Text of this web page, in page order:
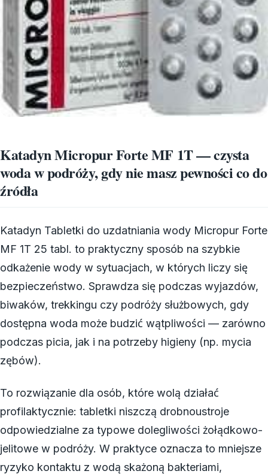
Katadyn Micropur Forte MF 1T — czysta
woda w podróży, gdy nie masz pewności co do
źródła
Katadyn Tabletki do uzdatniania wody Micropur Forte
MF 1T 25 tabl. to praktyczny sposób na szybkie
odkażenie wody w sytuacjach, w których liczy się
bezpieczeństwo. Sprawdza się podczas wyjazdów,
biwaków, trekkingu czy podróży służbowych, gdy
dostępna woda może budzić wątpliwości — zarówno
podczas picia, jak i na potrzeby higieny (np. mycia
zębów).
To rozwiązanie dla osób, które wolą działać
profilaktycznie: tabletki niszczą drobnoustroje
odpowiedzialne za typowe dolegliwości żołądkowo-
jelitowe w podróży. W praktyce oznacza to mniejsze
ryzyko kontaktu z wodą skażoną bakteriami,